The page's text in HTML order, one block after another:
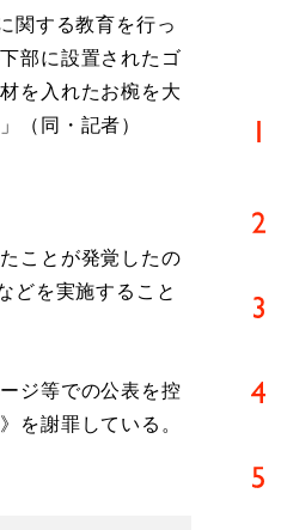
関する教育を行っ
部に設置されたゴ
を入れたお椀を大
（同・記者）
ことが発覚したの
どを実施すること
ジ等での公表を控
を謝罪している。